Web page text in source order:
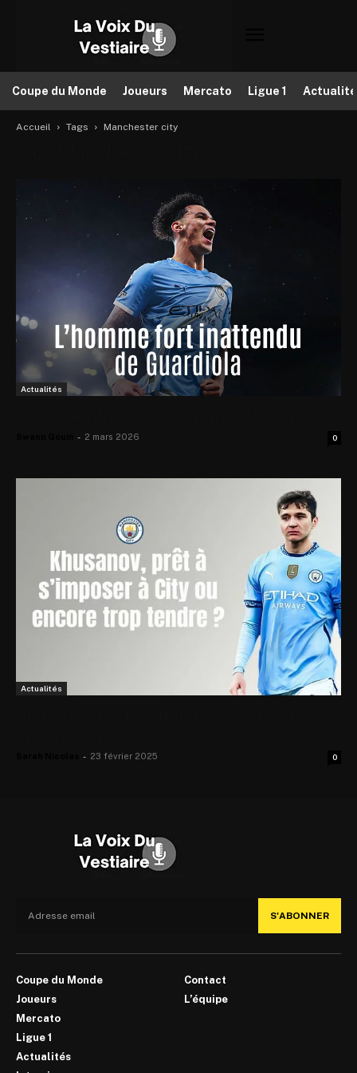
Coupe du Monde Joueurs Mercato Ligue 1
Accueil Tags Manchester city
Actualités
- 2 mars 2026 0
Actualités
- 23 février 2025 0
S'ABONNER
Coupe du Monde
Joueurs
Mercato
Ligue 1
Actualités
Contact
L’équipe